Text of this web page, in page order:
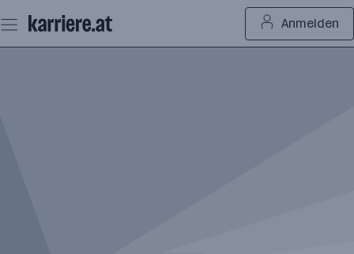
Seiteninhalt
springen
Anmelden